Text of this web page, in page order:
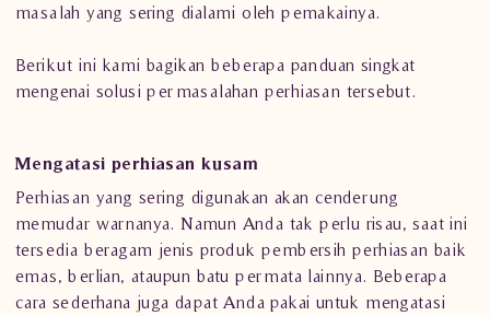
masalah yang sering dialami oleh pemakainya.
Berikut ini kami bagikan beberapa panduan singkat
mengenai solusi permasalahan perhiasan tersebut.
Mengatasi perhiasan kusam
Perhiasan yang sering digunakan akan cenderung
memudar warnanya. Namun Anda tak perlu risau, saat ini
tersedia beragam jenis produk pembersih perhiasan baik
emas, berlian, ataupun batu permata lainnya. Beberapa
cara sederhana juga dapat Anda pakai untuk mengatasi